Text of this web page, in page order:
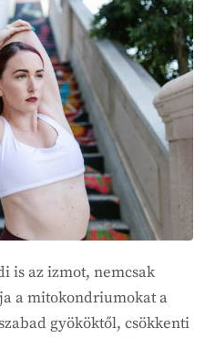
is az izmot, nemcsak
a mitokondriumokat a
gyököktől, csökkenti